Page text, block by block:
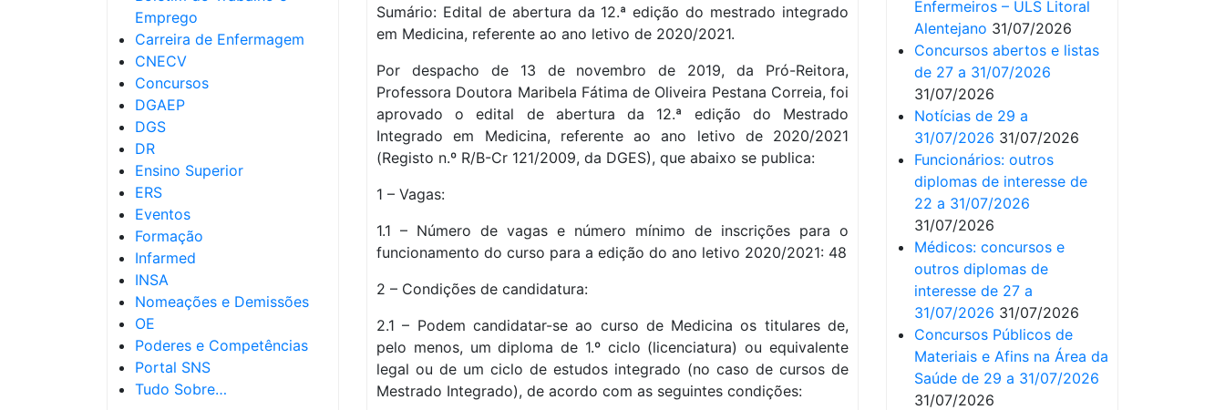
Emprego
Carreira de Enfermagem
CNECV
Concursos
DGAEP
DGS
DR
Ensino Superior
ERS
Eventos
Formação
Infarmed
INSA
Nomeações e Demissões
OE
Poderes e Competências
Portal SNS
Tudo Sobre…
Sumário: Edital de abertura da 12.ª edição do mestrado integrado
em Medicina, referente ao ano letivo de 2020/2021.
Por despacho de 13 de novembro de 2019, da Pró-Reitora,
Professora Doutora Maribela Fátima de Oliveira Pestana Correia, foi
aprovado o edital de abertura da 12.ª edição do Mestrado
Integrado em Medicina, referente ao ano letivo de 2020/2021
(Registo n.º R/B-Cr 121/2009, da DGES), que abaixo se publica:
1 – Vagas:
1.1 – Número de vagas e número mínimo de inscrições para o
funcionamento do curso para a edição do ano letivo 2020/2021: 48
2 – Condições de candidatura:
2.1 – Podem candidatar-se ao curso de Medicina os titulares de,
pelo menos, um diploma de 1.º ciclo (licenciatura) ou equivalente
legal ou de um ciclo de estudos integrado (no caso de cursos de
Mestrado Integrado), de acordo com as seguintes condições:
Enfermeiros – ULS Litoral
Alentejano 31/07/2026
Concursos abertos e listas
de 27 a 31/07/2026
31/07/2026
Notícias de 29 a
31/07/2026 31/07/2026
Funcionários: outros
diplomas de interesse de
22 a 31/07/2026
31/07/2026
Médicos: concursos e
outros diplomas de
interesse de 27 a
31/07/2026 31/07/2026
Concursos Públicos de
Materiais e Afins na Área da
Saúde de 29 a 31/07/2026
31/07/2026